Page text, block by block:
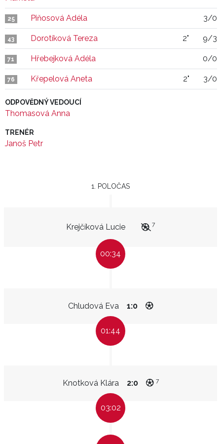
25 Piňosová Adéla 3/0
43 Dorotíková Tereza 2" 9/3
71 Hřebejková Adéla 0/0
76 Křepelová Aneta 2" 3/0
ODPOVĚDNÝ VEDOUCÍ
Thomasová Anna
TRENÉR
Janoš Petr
1. POLOČAS
Krejčíková Lucie 7
00:34
Chludová Eva 1:0
01:44
Knotková Klára 2:0 7
03:02